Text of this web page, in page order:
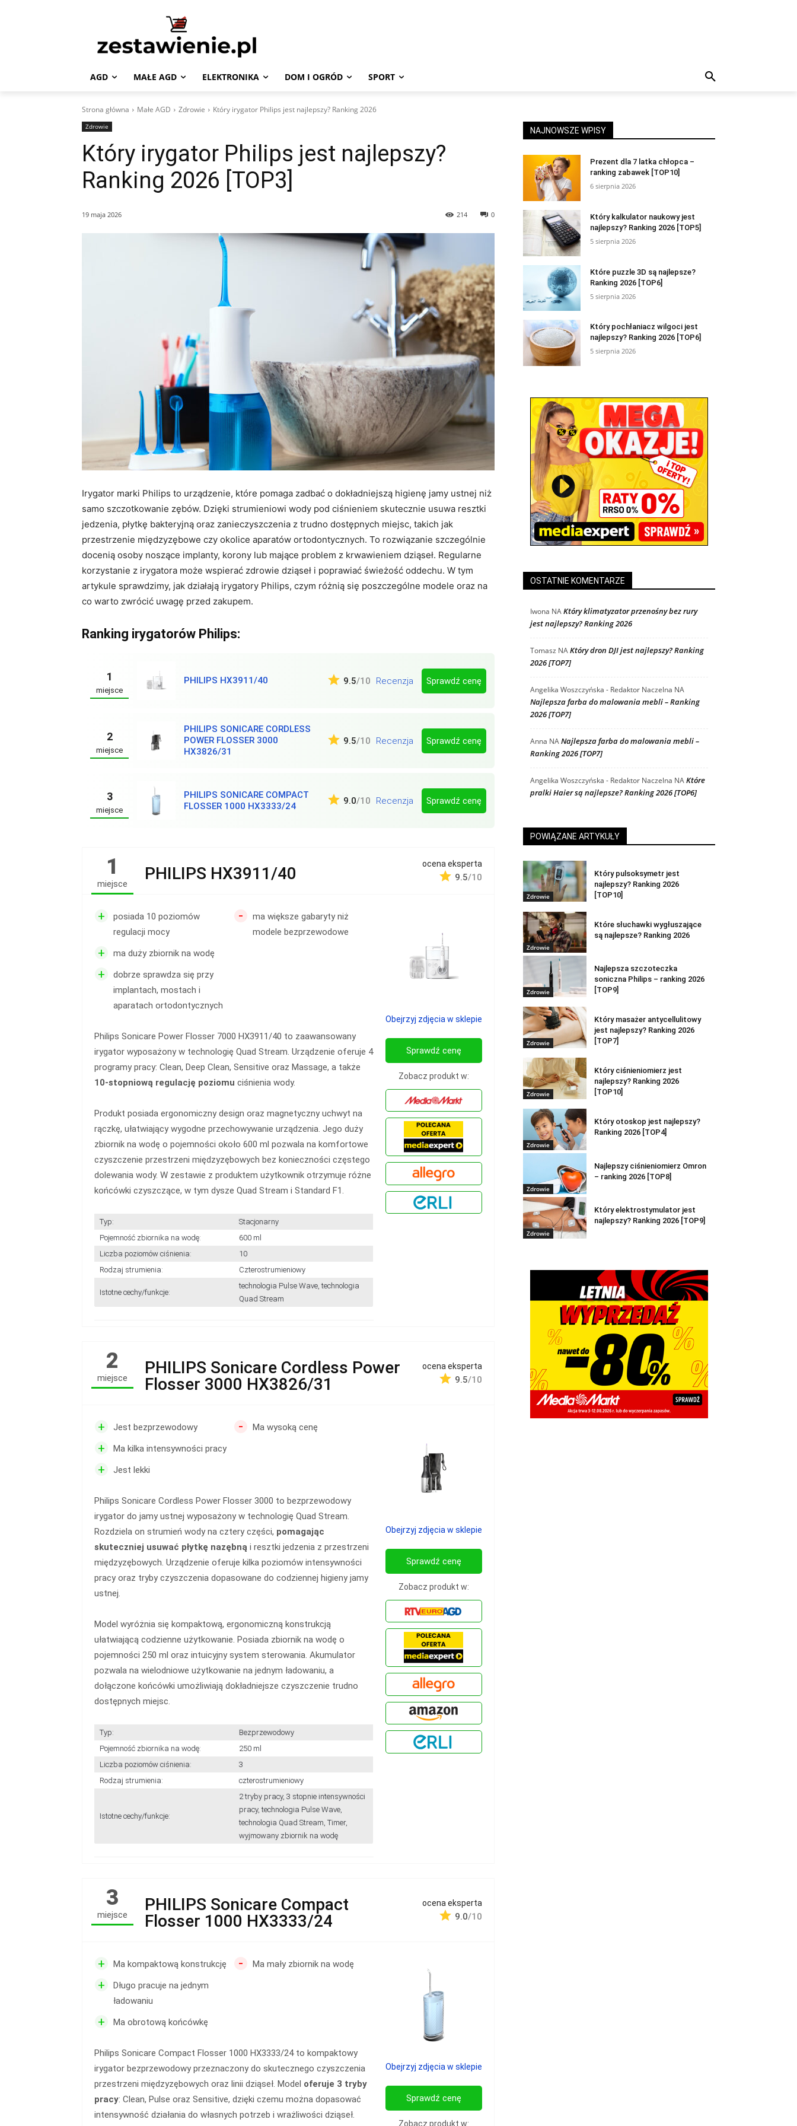
AGD MAŁE AGD ELEKTRONIKA DOM I OGRÓD SPORT
Strona główna Małe AGD Zdrowie Który irygator Philips jest najlepszy? Ranking 2026
Zdrowie
Który irygator Philips jest najlepszy?
Ranking 2026 [TOP3]
19 maja 2026 0
214
Irygator marki Philips to urządzenie, które pomaga zadbać o dokładniejszą higienę jamy ustnej niż
samo szczotkowanie zębów. Dzięki strumieniowi wody pod ciśnieniem skutecznie usuwa resztki
jedzenia, płytkę bakteryjną oraz zanieczyszczenia z trudno dostępnych miejsc, takich jak
przestrzenie międzyzębowe czy okolice aparatów ortodontycznych. To rozwiązanie szczególnie
docenią osoby noszące implanty, korony lub mające problem z krwawieniem dziąseł. Regularne
korzystanie z irygatora może wspierać zdrowie dziąseł i poprawiać świeżość oddechu. W tym
artykule sprawdzimy, jak działają irygatory Philips, czym różnią się poszczególne modele oraz na
co warto zwrócić uwagę przed zakupem.
Ranking irygatorów Philips:
1
miejsce
PHILIPS HX3911/40 9.5/10 Recenzja Sprawdź cenę
2
miejsce
PHILIPS SONICARE CORDLESS
POWER FLOSSER 3000
HX3826/31
9.5/10 Recenzja Sprawdź cenę
3
miejsce
PHILIPS SONICARE COMPACT
FLOSSER 1000 HX3333/24
9.0/10 Recenzja Sprawdź cenę
1
miejsce
PHILIPS HX3911/40 ocena eksperta
9.5/10
+
posiada 10 poziomów
regulacji mocy
+ ma duży zbiornik na wodę
+
dobrze sprawdza się przy
implantach, mostach i
aparatach ortodontycznych
-
ma większe gabaryty niż
modele bezprzewodowe
Philips Sonicare Power Flosser 7000 HX3911/40 to zaawansowany
irygator wyposażony w technologię Quad Stream. Urządzenie oferuje 4
programy pracy: Clean, Deep Clean, Sensitive oraz Massage, a także
10-stopniową regulację poziomu ciśnienia wody.
Produkt posiada ergonomiczny design oraz magnetyczny uchwyt na
rączkę, ułatwiający wygodne przechowywanie urządzenia. Jego duży
zbiornik na wodę o pojemności około 600 ml pozwala na komfortowe
czyszczenie przestrzeni międzyzębowych bez konieczności częstego
dolewania wody. W zestawie z produktem użytkownik otrzymuje różne
końcówki czyszczące, w tym dysze Quad Stream i Standard F1.
Typ:
Stacjonarny
Pojemność zbiornika na wodę:
600 ml
Liczba poziomów ciśnienia:
10
Rodzaj strumienia:
Czterostrumieniowy
Istotne cechy/funkcje:
technologia Pulse Wave, technologia
Quad Stream
Obejrzyj zdjęcia w sklepie
Sprawdź cenę
Zobacz produkt w:
2
miejsce
PHILIPS Sonicare Cordless Power
Flosser 3000 HX3826/31
ocena eksperta
9.5/10
+ Jest bezprzewodowy
+ Ma kilka intensywności pracy
+ Jest lekki
- Ma wysoką cenę
Philips Sonicare Cordless Power Flosser 3000 to bezprzewodowy
irygator do jamy ustnej wyposażony w technologię Quad Stream.
Rozdziela on strumień wody na cztery części, pomagając
skuteczniej usuwać płytkę nazębną i resztki jedzenia z przestrzeni
międzyzębowych. Urządzenie oferuje kilka poziomów intensywności
pracy oraz tryby czyszczenia dopasowane do codziennej higieny jamy
ustnej.
Model wyróżnia się kompaktową, ergonomiczną konstrukcją
ułatwiającą codzienne użytkowanie. Posiada zbiornik na wodę o
pojemności 250 ml oraz intuicyjny system sterowania. Akumulator
pozwala na wielodniowe użytkowanie na jednym ładowaniu, a
dołączone końcówki umożliwiają dokładniejsze czyszczenie trudno
dostępnych miejsc.
Typ:
Bezprzewodowy
Pojemność zbiornika na wodę:
250 ml
Liczba poziomów ciśnienia:
3
Rodzaj strumienia:
czterostrumieniowy
Istotne cechy/funkcje:
2 tryby pracy, 3 stopnie intensywności
pracy, technologia Pulse Wave,
technologia Quad Stream, Timer,
wyjmowany zbiornik na wodę
Obejrzyj zdjęcia w sklepie
Sprawdź cenę
Zobacz produkt w:
3
miejsce
PHILIPS Sonicare Compact
Flosser 1000 HX3333/24
ocena eksperta
9.0/10
+ Ma kompaktową konstrukcję
+
Długo pracuje na jednym
ładowaniu
+ Ma obrotową końcówkę
- Ma mały zbiornik na wodę
Philips Sonicare Compact Flosser 1000 HX3333/24 to kompaktowy
irygator bezprzewodowy przeznaczony do skutecznego czyszczenia
przestrzeni międzyzębowych oraz linii dziąseł. Model oferuje 3 tryby
pracy: Clean, Pulse oraz Sensitive, dzięki czemu można dopasować
intensywność działania do własnych potrzeb i wrażliwości dziąseł.
Obejrzyj zdjęcia w sklepie
Sprawdź cenę
Zobacz produkt w:
NAJNOWSZE WPISY
Prezent dla 7 latka chłopca –
ranking zabawek [TOP10]
6 sierpnia 2026
Który kalkulator naukowy jest
najlepszy? Ranking 2026 [TOP5]
5 sierpnia 2026
Które puzzle 3D są najlepsze?
Ranking 2026 [TOP6]
5 sierpnia 2026
Który pochłaniacz wilgoci jest
najlepszy? Ranking 2026 [TOP6]
5 sierpnia 2026
OSTATNIE KOMENTARZE
Iwona NAKtóry klimatyzator przenośny bez rury
jest najlepszy? Ranking 2026
Tomasz NAKtóry dron DJI jest najlepszy? Ranking
2026 [TOP7]
Angelika Woszczyńska - Redaktor Naczelna NA
Najlepsza farba do malowania mebli – Ranking
2026 [TOP7]
Anna NANajlepsza farba do malowania mebli –
Ranking 2026 [TOP7]
Angelika Woszczyńska - Redaktor Naczelna NAKtóre
pralki Haier są najlepsze? Ranking 2026 [TOP6]
POWIĄZANE ARTYKUŁY
Zdrowie
Który pulsoksymetr jest
najlepszy? Ranking 2026
[TOP10]
Zdrowie
Które słuchawki wygłuszające
są najlepsze? Ranking 2026
Zdrowie
Najlepsza szczoteczka
soniczna Philips – ranking 2026
[TOP9]
Zdrowie
Który masażer antycellulitowy
jest najlepszy? Ranking 2026
[TOP7]
Zdrowie
Który ciśnieniomierz jest
najlepszy? Ranking 2026
[TOP10]
Zdrowie
Który otoskop jest najlepszy?
Ranking 2026 [TOP4]
Zdrowie
Najlepszy ciśnieniomierz Omron
– ranking 2026 [TOP8]
Zdrowie
Który elektrostymulator jest
najlepszy? Ranking 2026 [TOP9]